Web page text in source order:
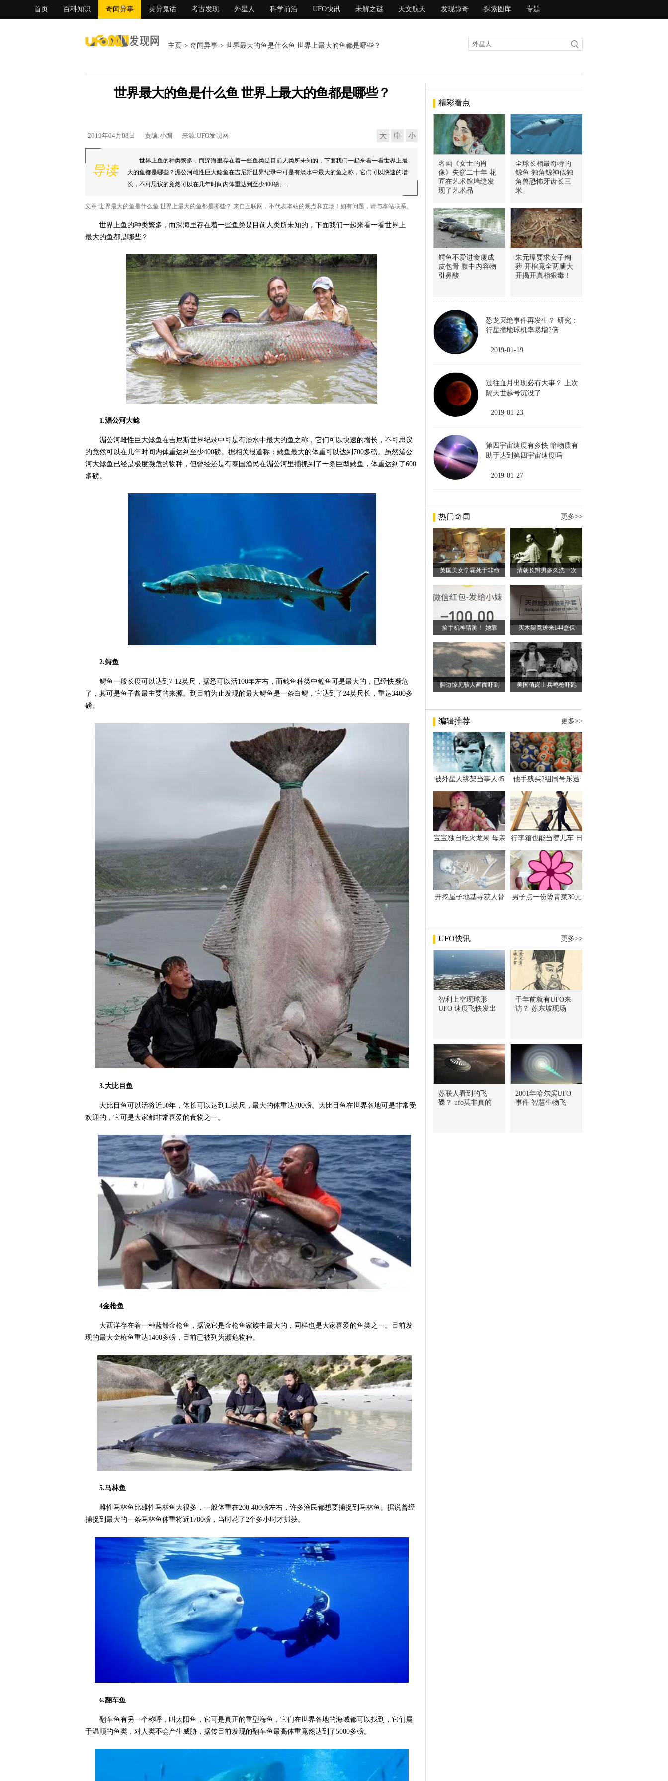
首页 百科知识 奇闻异事 灵异鬼话 考古发现 外星人 科学前沿 UFO快讯 未解之谜 天文航天 发现惊奇 探索图库 专题
主页 > 奇闻异事 > 世界最大的鱼是什么鱼 世界上最大的鱼都是哪些？
世界最大的鱼是什么鱼 世界上最大的鱼都是哪些？
2019年04月08日 责编:小编 来源:UFO发现网 大 中 小
导读
世界上鱼的种类繁多，而深海里存在着一些鱼类是目前人类所未知的，下面我们一起来看一看世界上最
大的鱼都是哪些？湄公河雌性巨大鲶鱼在吉尼斯世界纪录中可是有淡水中最大的鱼之称，它们可以快速的增
长，不可思议的竟然可以在几年时间内体重达到至少400磅。...
文章:世界最大的鱼是什么鱼 世界上最大的鱼都是哪些？ 来自互联网，不代表本站的观点和立场！如有问题，请与本站联系。
世界上鱼的种类繁多，而深海里存在着一些鱼类是目前人类所未知的，下面我们一起来看一看世界上
最大的鱼都是哪些？
1.湄公河大鲶
湄公河雌性巨大鲶鱼在吉尼斯世界纪录中可是有淡水中最大的鱼之称，它们可以快速的增长，不可思议
的竟然可以在几年时间内体重达到至少400磅。据相关报道称：鲶鱼最大的体重可以达到700多磅。虽然湄公
河大鲶鱼已经是极度濒危的物种，但曾经还是有泰国渔民在湄公河里捕抓到了一条巨型鲶鱼，体重达到了600
多磅。
2.鲟鱼
鲟鱼一般长度可以达到7-12英尺，据悉可以活100年左右，而鲶鱼种类中鳇鱼可是最大的，已经快濒危
了，其可是鱼子酱最主要的来源。到目前为止发现的最大鲟鱼是一条白鲟，它达到了24英尺长，重达3400多
磅。
3.大比目鱼
大比目鱼可以活将近50年，体长可以达到15英尺，最大的体重达700磅。大比目鱼在世界各地可是非常受
欢迎的，它可是大家都非常喜爱的食物之一。
4金枪鱼
大西洋存在着一种蓝鳍金枪鱼，据说它是金枪鱼家族中最大的，同样也是大家喜爱的鱼类之一。目前发
现的最大金枪鱼重达1400多磅，目前已被列为濒危物种。
5.马林鱼
雌性马林鱼比雄性马林鱼大很多，一般体重在200-400磅左右，许多渔民都想要捕捉到马林鱼。据说曾经
捕捉到最大的一条马林鱼体重将近1700磅，当时花了2个多小时才抓获。
6.翻车鱼
翻车鱼有另一个称呼，叫太阳鱼，它可是真正的重型海鱼，它们在世界各地的海域都可以找到，它们属
于温顺的鱼类，对人类不会产生威胁，据传目前发现的翻车鱼最高体重竟然达到了5000多磅。
精彩看点
名画《女士的肖
像》失窃二十年 花
匠在艺术馆墙缝发
现了艺术品
全球长相最奇特的
鲸鱼 独角鲸神似独
角兽恐怖牙齿长三
米
鳄鱼不爱进食瘦成
皮包骨 腹中内容物
引鼻酸
朱元璋要求女子殉
葬 开棺竟全两腿大
开揭开真相狠毒！
恐龙灭绝事件再发生？ 研究：
行星撞地球机率暴增2倍
2019-01-19
过往血月出现必有大事？ 上次
隔天世越号沉没了
2019-01-23
第四宇宙速度有多快 暗物质有
助于达到第四宇宙速度吗
2019-01-27
热门奇闻 更多>>
英国美女学霸死于非命 清朝长辫男多久洗一次
捡手机神猜测！ 她靠 买木架竟送来144盒保
脚边惊见骇人画面吓到 美国值岗士兵鸣枪吓跑
编辑推荐 更多>>
被外星人绑架当事人45
斯卡古拉事件
他手残买2组同号乐透
万
宝宝独自吃火龙果 母亲
行李箱也能当婴儿车 日
开挖屋子地基寻获人骨
男子点一份烫青菜30元
UFO快讯 更多>>
智利上空现球形
UFO 速度飞快发出
千年前就有UFO来
访？ 苏东坡现场
苏联人看到的飞
碟？ ufo莫非真的
2001年哈尔滨UFO
事件 智慧生物飞